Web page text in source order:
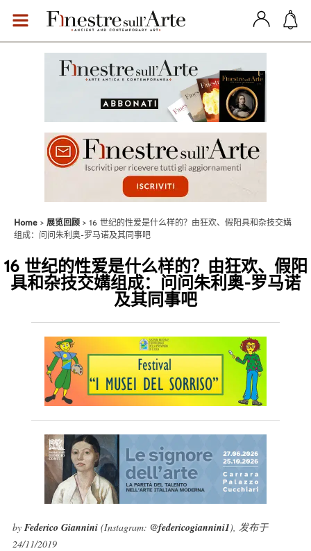
Home 展览回顾
16 世纪的性爱是什么样的？由狂欢、假阳具和杂技交媾
组成：问问朱利奥-罗马诺及其同事吧
16 世纪的性爱是什么样的？由狂欢、假阳
具和杂技交媾组成：问问朱利奥-罗马诺
及其同事吧
by Federico Giannini(Instagram: @federicogiannini1), 发布于
24/11/2019